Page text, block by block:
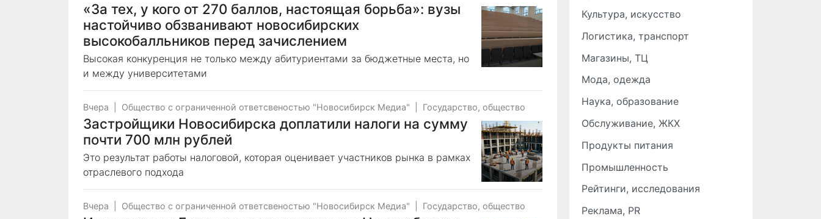
«За тех, у кого от 270 баллов, настоящая борьба»: вузы
настойчиво обзванивают новосибирских
высокобалльников перед зачислением
Высокая конкуренция не только между абитуриентами за бюджетные места, но
и между университетами
Вчера Общество с ограниченной ответсвеностью "Новосибирск Медиа" Государство, общество
Застройщики Новосибирска доплатили налоги на сумму
почти 700 млн рублей
Это результат работы налоговой, которая оценивает участников рынка в рамках
отраслевого подхода
Вчера Общество с ограниченной ответсвеностью "Новосибирск Медиа" Государство, общество
Культура, искусство
Логистика, транспорт
Магазины, ТЦ
Мода, одежда
Наука, образование
Обслуживание, ЖКХ
Продукты питания
Промышленность
Рейтинги, исследования
Реклама, PR